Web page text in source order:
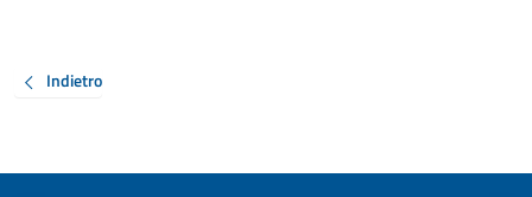
Indietro